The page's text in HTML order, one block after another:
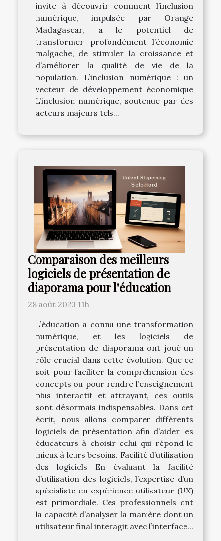
invite à découvrir comment l’inclusion
numérique, impulsée par Orange
Madagascar, a le potentiel de
transformer profondément l’économie
malgache, de stimuler la croissance et
d’améliorer la qualité de vie de la
population. L’inclusion numérique : un
vecteur de développement économique
L’inclusion numérique, soutenue par des
acteurs majeurs tels...
Comparaison des meilleurs
logiciels de présentation de
diaporama pour l'éducation
28 août 2023 11h
L’éducation a connu une transformation
numérique, et les logiciels de
présentation de diaporama ont joué un
rôle crucial dans cette évolution. Que ce
soit pour faciliter la compréhension des
concepts ou pour rendre l’enseignement
plus interactif et attrayant, ces outils
sont désormais indispensables. Dans cet
écrit, nous allons comparer différents
logiciels de présentation afin d’aider les
éducateurs à choisir celui qui répond le
mieux à leurs besoins. Facilité d’utilisation
des logiciels En évaluant la facilité
d’utilisation des logiciels, l’expertise d’un
spécialiste en expérience utilisateur (UX)
est primordiale. Ces professionnels ont
la capacité d’analyser la manière dont un
utilisateur final interagit avec l’interface...